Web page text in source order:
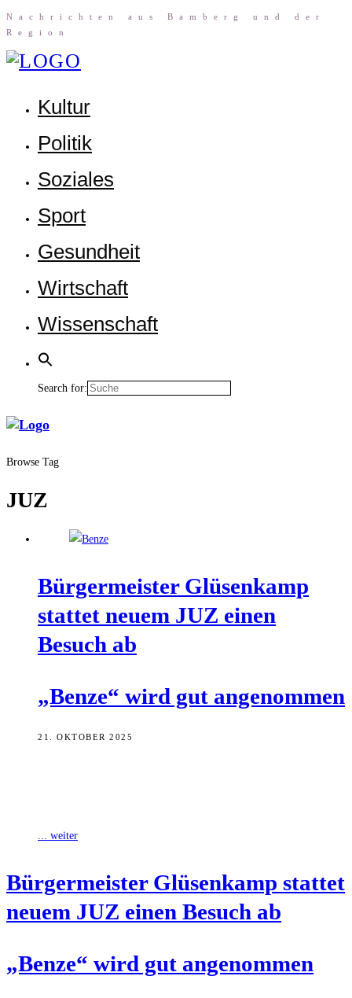
Nach­rich­ten aus Bam­berg und der
Region
Kul­tur
Poli­tik
Sozia­les
Sport
Gesund­heit
Wirt­schaft
Wis­sen­schaft
Search for:
Browse Tag
JUZ
Bür­ger­meis­ter Glüsen­kamp
stat­tet neu­em JUZ einen
Besuch ab
„Ben­ze“ wird gut angenommen
21. OKTOBER 2025
... weiter
Bür­ger­meis­ter Glüsen­kamp stat­tet
neu­em JUZ einen Besuch ab
„Ben­ze“ wird gut angenommen